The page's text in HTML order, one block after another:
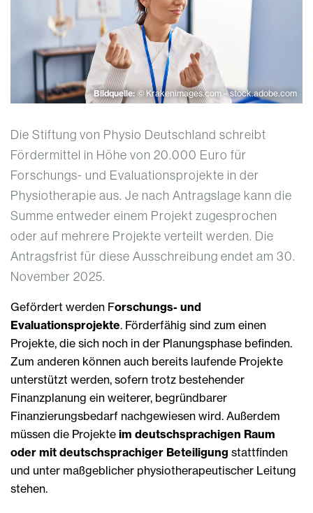
Bildquelle: © Krakenimages.com – stock.adobe.com
Die Stiftung von Physio Deutschland schreibt
Fördermittel in Höhe von 20.000 Euro für
Forschungs- und Evaluationsprojekte in der
Physiotherapie aus. Je nach Antragslage kann die
Summe entweder einem Projekt zugesprochen
oder auf mehrere Projekte verteilt werden. Die
Antragsfrist für diese Ausschreibung endet am 30.
November 2025.
Gefördert werden Forschungs- und
Evaluationsprojekte. Förderfähig sind zum einen
Projekte, die sich noch in der Planungsphase befinden.
Zum anderen können auch bereits laufende Projekte
unterstützt werden, sofern trotz bestehender
Finanzplanung ein weiterer, begründbarer
Finanzierungsbedarf nachgewiesen wird. Außerdem
müssen die Projekte im deutschsprachigen Raum
oder mit deutschsprachiger Beteiligung stattfinden
und unter maßgeblicher physiotherapeutischer Leitung
stehen.